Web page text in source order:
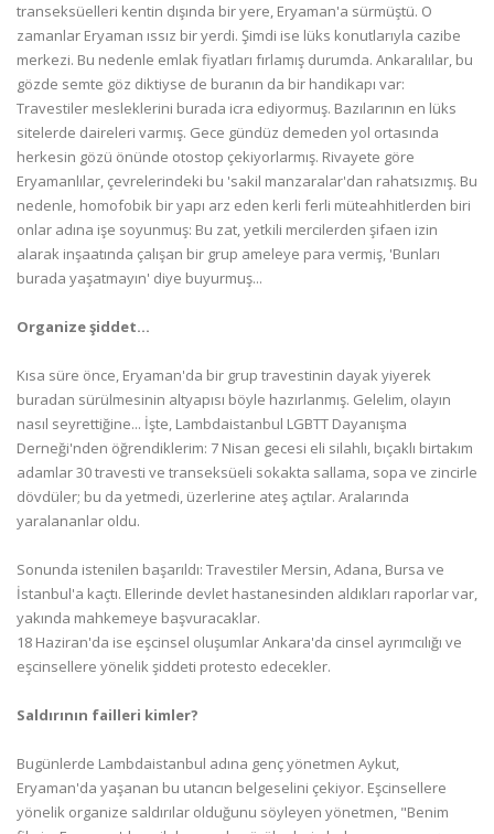
transeksüelleri kentin dışında bir yere, Eryaman'a sürmüştü. O
zamanlar Eryaman ıssız bir yerdi. Şimdi ise lüks konutlarıyla cazibe
merkezi. Bu nedenle emlak fiyatları fırlamış durumda. Ankaralılar, bu
gözde semte göz diktiyse de buranın da bir handikapı var:
Travestiler mesleklerini burada icra ediyormuş. Bazılarının en lüks
sitelerde daireleri varmış. Gece gündüz demeden yol ortasında
herkesin gözü önünde otostop çekiyorlarmış. Rivayete göre
Eryamanlılar, çevrelerindeki bu 'sakil manzaralar'dan rahatsızmış. Bu
nedenle, homofobik bir yapı arz eden kerli ferli müteahhitlerden biri
onlar adına işe soyunmuş: Bu zat, yetkili mercilerden şifaen izin
alarak inşaatında çalışan bir grup ameleye para vermiş, 'Bunları
burada yaşatmayın' diye buyurmuş...
Organize şiddet...
Kısa süre önce, Eryaman'da bir grup travestinin dayak yiyerek
buradan sürülmesinin altyapısı böyle hazırlanmış. Gelelim, olayın
nasıl seyrettiğine... İşte, Lambdaistanbul LGBTT Dayanışma
Derneği'nden öğrendiklerim: 7 Nisan gecesi eli silahlı, bıçaklı birtakım
adamlar 30 travesti ve transeksüeli sokakta sallama, sopa ve zincirle
dövdüler; bu da yetmedi, üzerlerine ateş açtılar. Aralarında
yaralananlar oldu.
Sonunda istenilen başarıldı: Travestiler Mersin, Adana, Bursa ve
İstanbul'a kaçtı. Ellerinde devlet hastanesinden aldıkları raporlar var,
yakında mahkemeye başvuracaklar.
18 Haziran'da ise eşcinsel oluşumlar Ankara'da cinsel ayrımcılığı ve
eşcinsellere yönelik şiddeti protesto edecekler.
Saldırının failleri kimler?
Bugünlerde Lambdaistanbul adına genç yönetmen Aykut,
Eryaman'da yaşanan bu utancın belgeselini çekiyor. Eşcinsellere
yönelik organize saldırılar olduğunu söyleyen yönetmen, "Benim